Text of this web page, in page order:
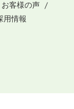
お客様の声
用情報